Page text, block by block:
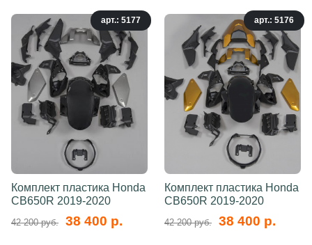
арт.: 5177
Комплект пластика Honda
CB650R 2019-2020
42 200 руб. 38 400 р.
арт.: 5176
Комплект пластика Honda
CB650R 2019-2020
42 200 руб. 38 400 р.